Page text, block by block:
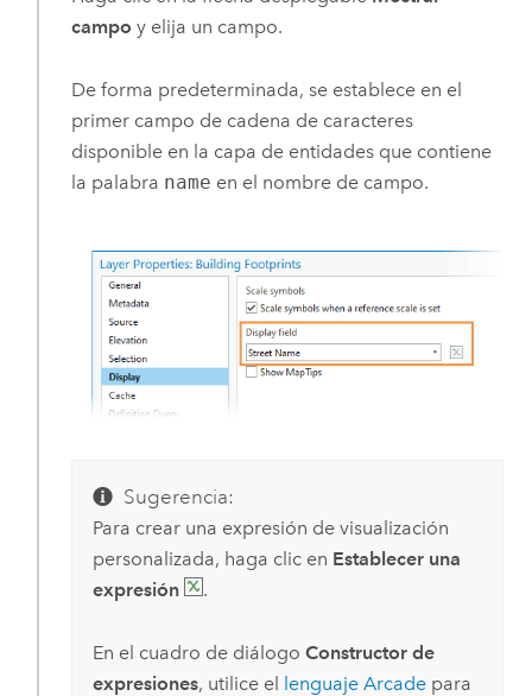
campo y elija un campo.
De forma predeterminada, se establece en el
primer campo de cadena de caracteres
disponible en la capa de entidades que contiene
la palabra name en el nombre de campo.
Sugerencia:
Para crear una expresión de visualización
personalizada, haga clic en Establecer una
expresión
.
En el cuadro de diálogo Constructor de
expresiones, utilice el lenguaje Arcadepara